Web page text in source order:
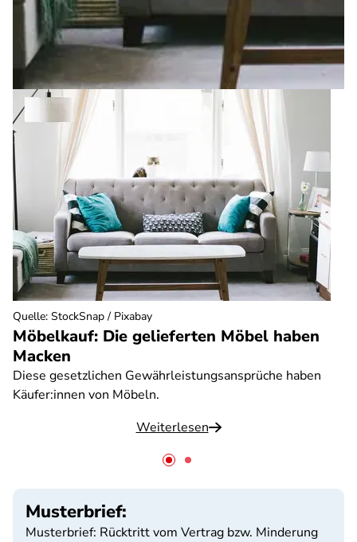
Möbelkauf: Die gelieferten Möbel haben
Macken
Diese gesetzlichen Gewährleistungsansprüche haben
Käufer:innen von Möbeln.
Weiterlesen
Quelle: StockSnap / Pixabay
Musterbrief:
Musterbrief: Rücktritt vom Vertrag bzw. Minderung